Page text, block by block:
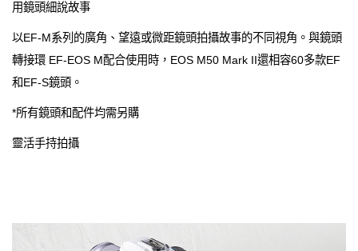
用鏡頭細說故事
以EF-M系列的廣角、望遠或微距鏡頭拍攝故事的不同視角。與鏡頭
轉接環 EF-EOS M配合使用時，EOS M50 Mark II還相容60多款EF
和EF-S鏡頭。
*所有鏡頭和配件均需另購
靈活手持拍攝